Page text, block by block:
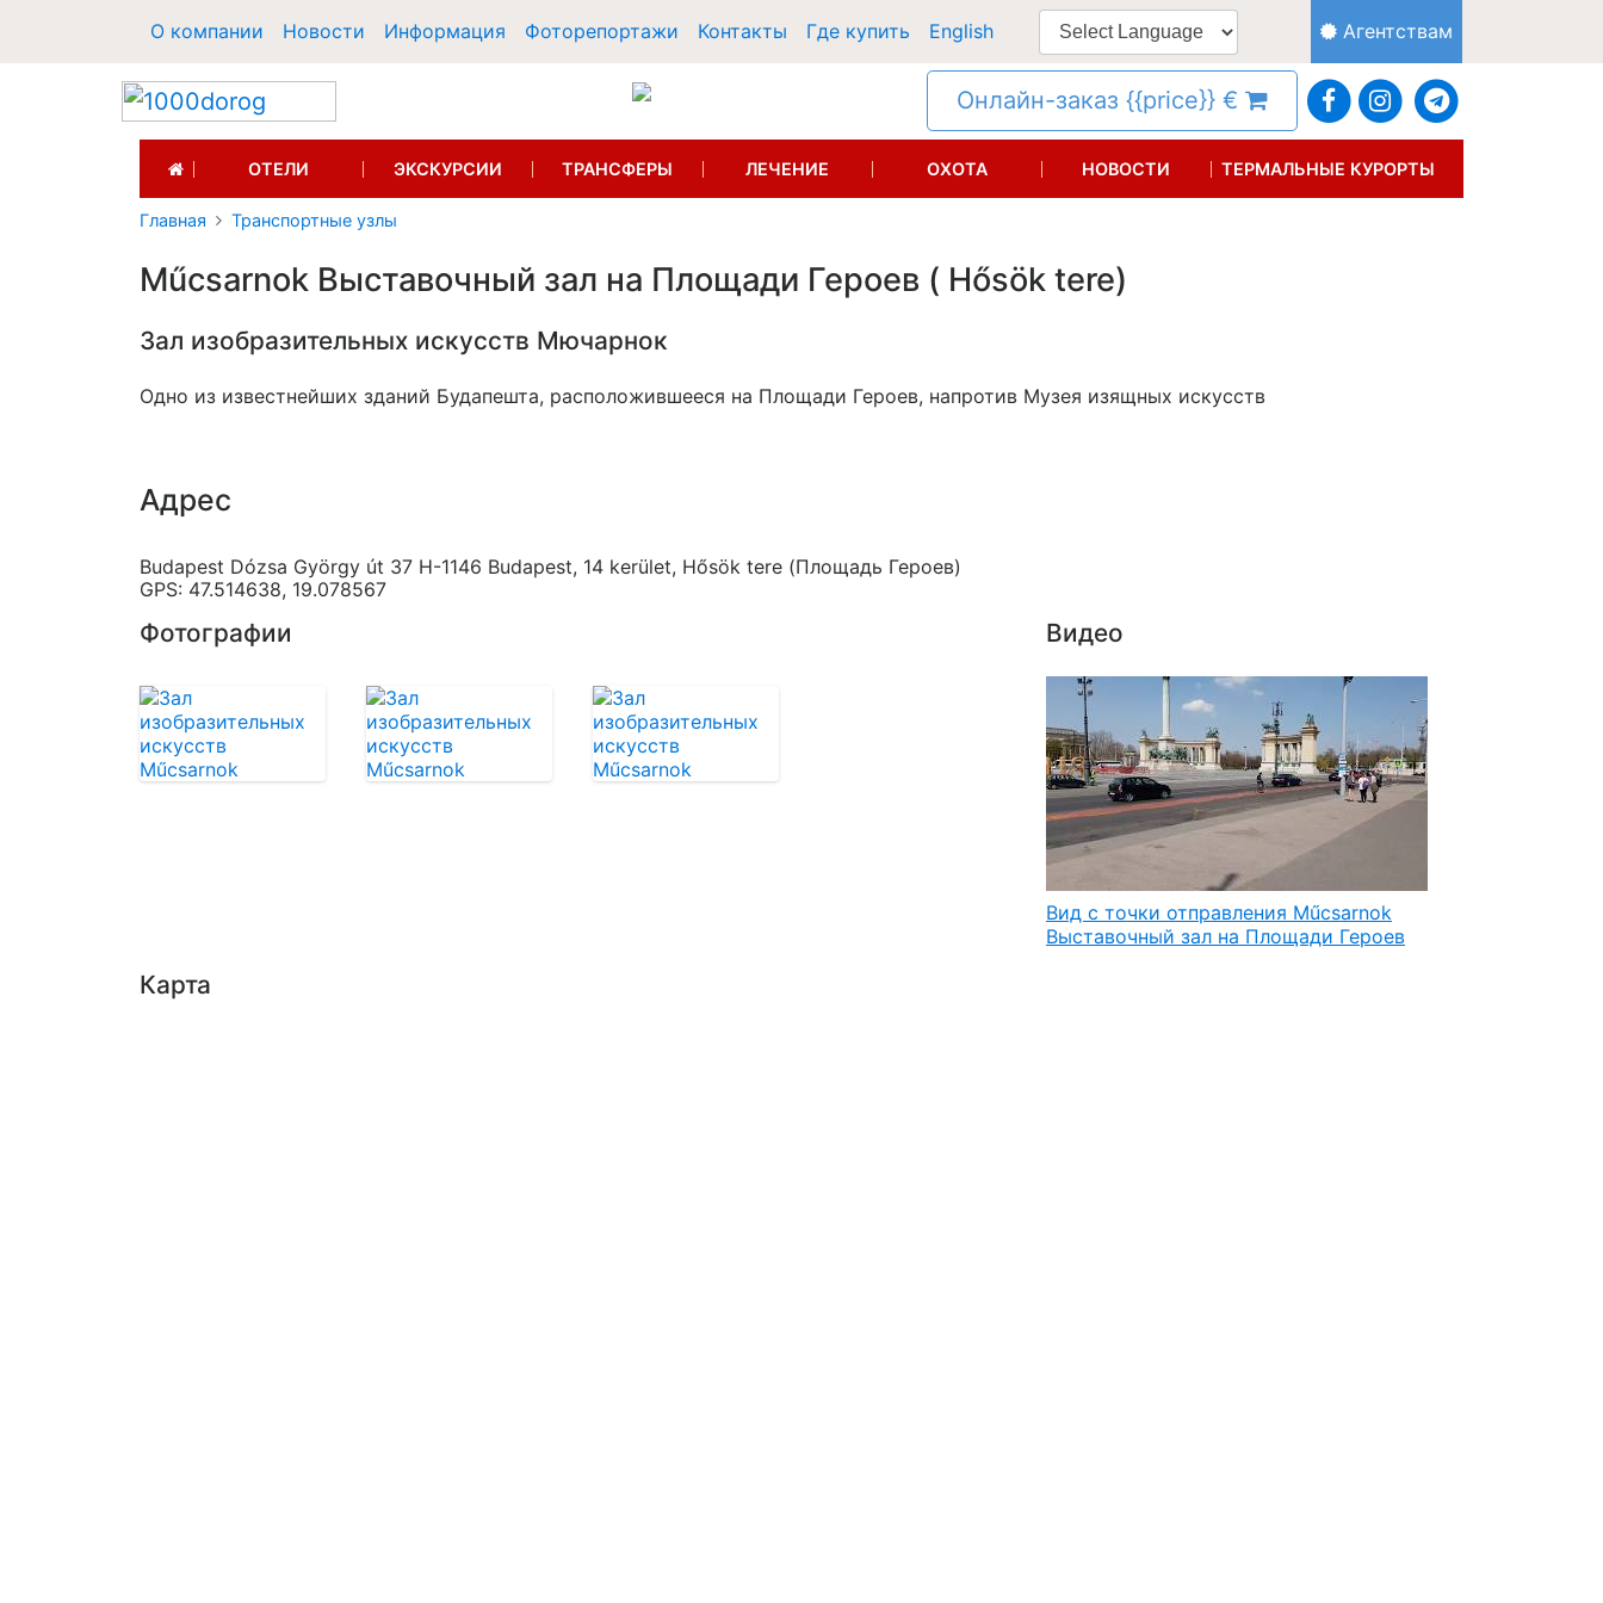
О компании Новости Информация Фоторепортажи Контакты Где купить English Агентствам
Онлайн-заказ {{price}} €
(CURRENT)ОТЕЛИ ЭКСКУРСИИ ТРАНСФЕРЫ ЛЕЧЕНИЕ ОХОТА НОВОСТИ ТЕРМАЛЬНЫЕ КУРОРТЫ
Главная Транспортные узлы
Műсsarnok Выставочный зал на Площади Героев ( Hősök tere)
Зал изобразительных искусств Мючарнок
Одно из известнейших зданий Будапешта, расположившееся на Площади Героев, напротив Музея изящных искусств
Адрес
Budapest Dózsa György út 37 H-1146 Budapest, 14 kerület, Hősök tere (Площадь Героев)
GPS: 47.514638, 19.078567
Фотографии Видео
Вид с точки отправления Műсsarnok
Выставочный зал на Площади Героев
Карта